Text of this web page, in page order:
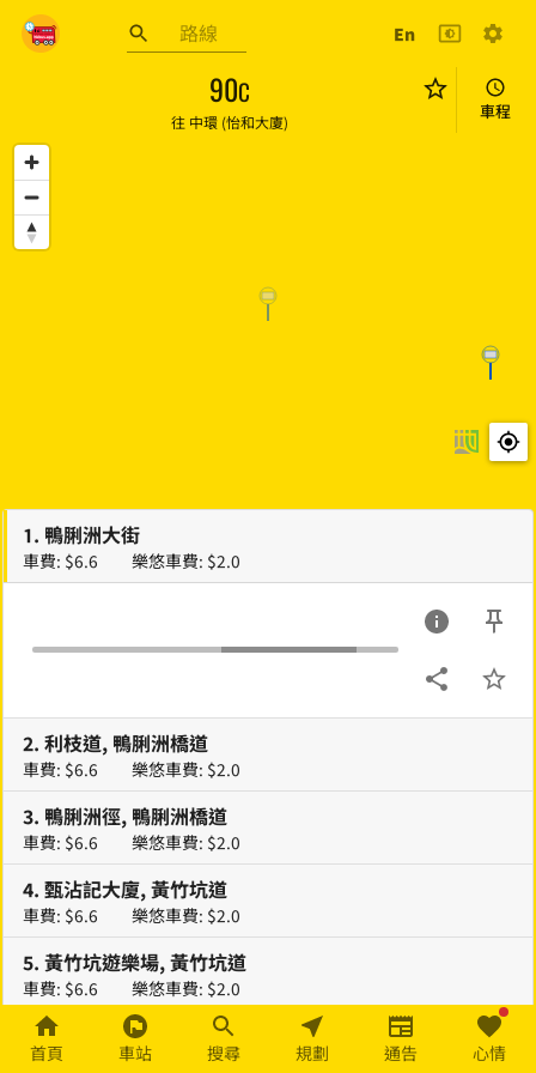
En
90C
往 中環 (怡和大廈) 車程
1. 鴨脷洲大街
車費: $6.6 樂悠車費: $2.0
2. 利枝道, 鴨脷洲橋道
車費: $6.6 樂悠車費: $2.0
3. 鴨脷洲徑, 鴨脷洲橋道
車費: $6.6 樂悠車費: $2.0
4. 甄沾記大廈, 黃竹坑道
車費: $6.6 樂悠車費: $2.0
5. 黃竹坑遊樂場, 黃竹坑道
車費: $6.6 樂悠車費: $2.0
.黃竹坑醫院, 香港仔隧道
車費: $6.6 樂悠車費: $2.0
首頁 車站 搜尋 規劃 通告 心情